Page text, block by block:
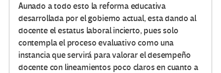
Aunado a todo esto la reforma educativa
desarrollada por el gobierno actual, esta dando al
docente el estatus laboral incierto, pues solo
contempla el proceso evaluativo como una
instancia que servirá para valorar el desempeño
docente con lineamientos poco claros en cuanto a